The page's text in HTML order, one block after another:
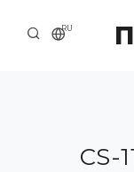
RU
О КОМПАНИИ
CS-